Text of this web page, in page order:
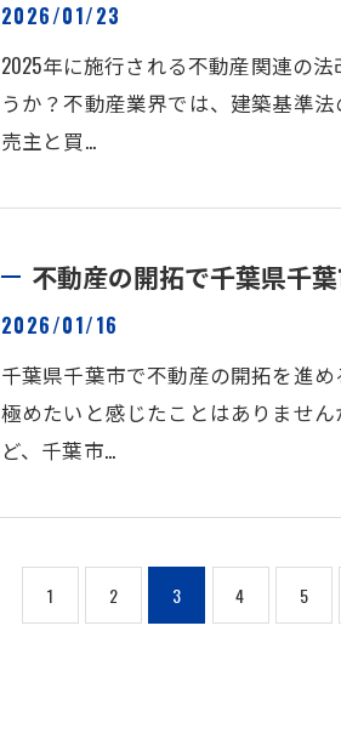
2026/01/23
2025年に施行される不動産関連の
うか？不動産業界では、建築基準
売主と買…
不動産の開拓で千葉県千
2026/01/16
千葉県千葉市で不動産の開拓を進
極めたいと感じたことはありませ
ど、千葉市…
1 2 3 4 5